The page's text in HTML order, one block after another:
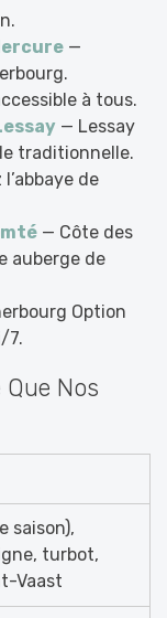
—
à tous.
— Lessay
traditionnelle.
de
— Côte des
auberge de
Option
7.
Nos
saison),
turbot,
Vaast